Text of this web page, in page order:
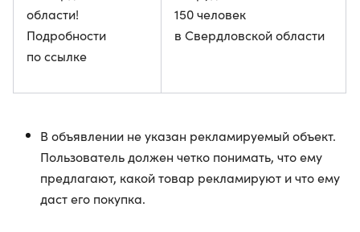
области!
Подробности
по ссылке
150 человек
в Свердловской области
В объявлении не указан рекламируемый объект.
Пользователь должен четко понимать, что ему
предлагают, какой товар рекламируют и что ему
даст его покупка.